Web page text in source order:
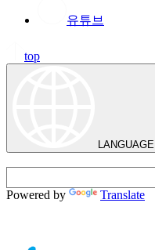
유튜브
top
LANGUAGE
Powered by Translate